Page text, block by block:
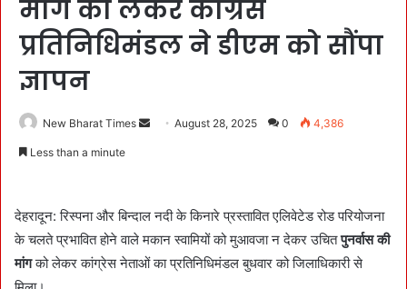
मांग को लेकर कांग्रेस
प्रतिनिधिमंडल ने डीएम को सौंपा
ज्ञापन
New Bharat Times
a
n
e
August 28, 2025 0 4,386
Less than a minute
देहरादून: रिस्पना और बिन्दाल नदी के किनारे प्रस्तावित एलिवेटेड रोड परियोजना
के चलते प्रभावित होने वाले मकान स्वामियों को मुआवजा न देकर उचितपुनर्वास की
मांगको लेकर कांग्रेस नेताओं का प्रतिनिधिमंडल बुधवार को जिलाधिकारी से